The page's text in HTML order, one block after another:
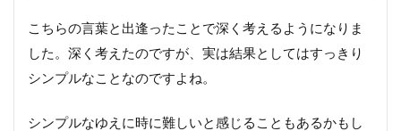
こちらの言葉と出逢ったことで深く考えるようになりま
した。深く考えたのですが、実は結果としてはすっきり
シンプルなことなのですよね。
シンプルなゆえに時に難しいと感じることもあるかもし